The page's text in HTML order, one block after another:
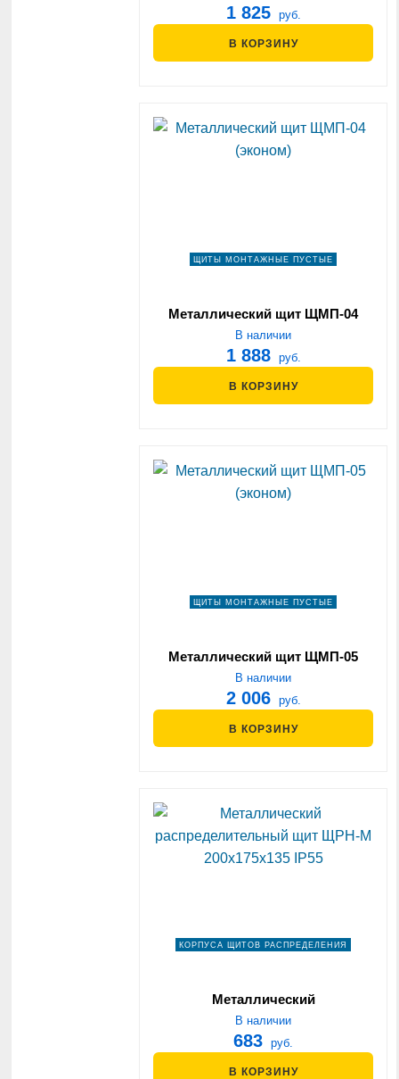
1 825 руб.
В КОРЗИНУ
ЩИТЫ МОНТАЖНЫЕ ПУСТЫЕ
Металлический щит ЩМП-04
(эконом)
В наличии
1 888 руб.
В КОРЗИНУ
ЩИТЫ МОНТАЖНЫЕ ПУСТЫЕ
Металлический щит ЩМП-05
(эконом)
В наличии
2 006 руб.
В КОРЗИНУ
КОРПУСА ЩИТОВ РАСПРЕДЕЛЕНИЯ
Металлический
распределительный щит ЩРН-М
200х175х135 IP55
В наличии
683 руб.
В КОРЗИНУ